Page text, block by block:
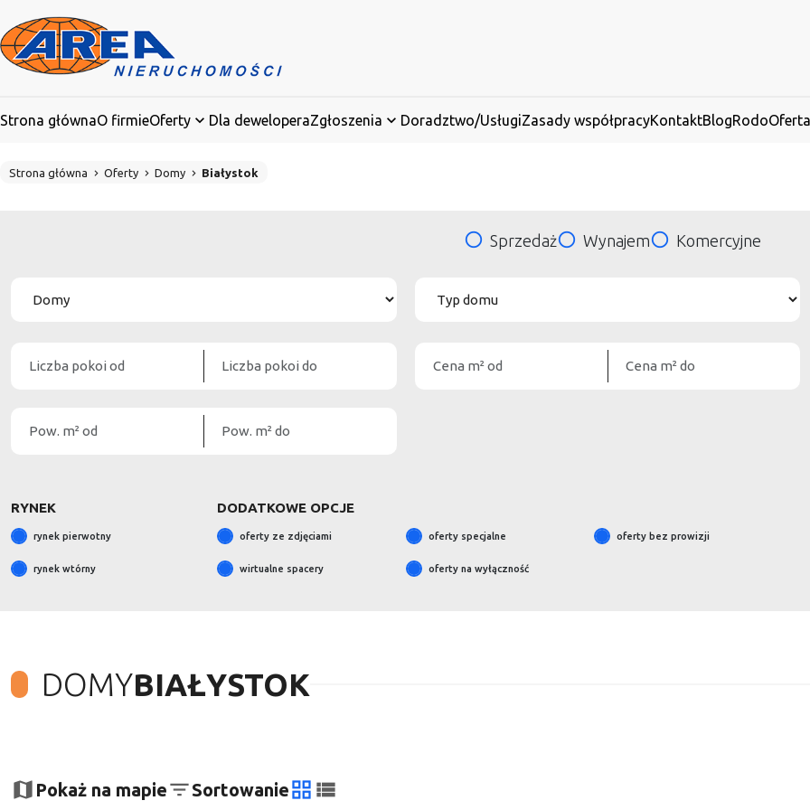
Strona głównaO firmieOferty Dla deweloperaZgłoszenia Doradztwo/UsługiZasady współpracyKontaktBlogRodo
Strona główna Oferty Domy Białystok
Sprzedaż Wynajem Komercyjne
RYNEK
rynek pierwotny
rynek wtórny
DODATKOWE OPCJE
oferty ze zdjęciami oferty specjalne oferty bez prowizji
wirtualne spacery oferty na wyłączność
DOMYBIAŁYSTOK
−Pokaż na mapie Sortowanie
tabela
lista